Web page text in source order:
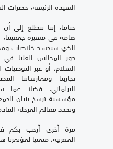
السيدة الرئيسة، حضرات
ختاما، إننا نتطلع
هامة في مسيرة
الذي سيجسد خلاصات
دور المجالس العليا
السلام، أو عبر
تجاربنا وممارساتنا
البرلماني، فضلا
مؤسسية ترسخ بنيان
وتحدد معالم المرحلة
مرة أخرى أرحب بكم
المغربية، متمنيا